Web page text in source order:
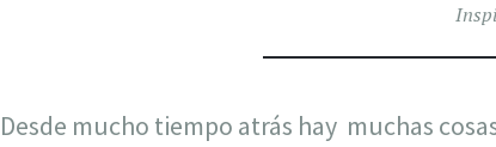
Desde mucho tiempo atrás hay muchas